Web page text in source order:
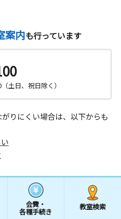
案内も行っています
土日、祝日除く）
りにくい場合は、以下からも
会費・
各種手続き
教室検索